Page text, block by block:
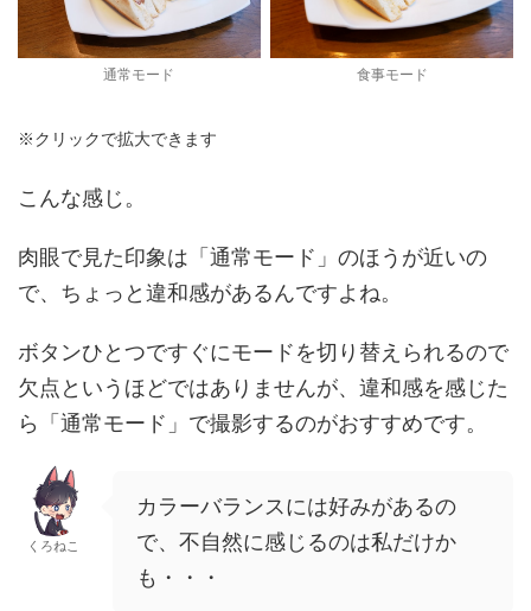
通常モード 食事モード
※クリックで拡大できます
こんな感じ。
肉眼で見た印象は「通常モード」のほうが近いの
で、ちょっと違和感があるんですよね。
ボタンひとつですぐにモードを切り替えられるので
欠点というほどではありませんが、違和感を感じた
ら「通常モード」で撮影するのがおすすめです。
くろねこ
カラーバランスには好みがあるの
で、不自然に感じるのは私だけか
も・・・